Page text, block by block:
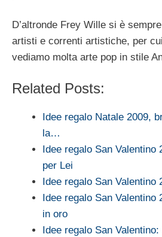
D’altronde Frey Wille si è
artisti e correnti artistiche, per
vediamo molta arte pop in stile
Related Posts:
Idee regalo Natale 2009,
la…
Idee regalo San Valentino
per Lei
Idee regalo San
Idee regalo San
in oro
Idee regalo San